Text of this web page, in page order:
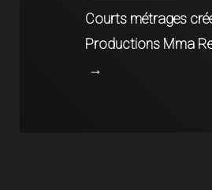
Courts métrages
Productions Mma
→